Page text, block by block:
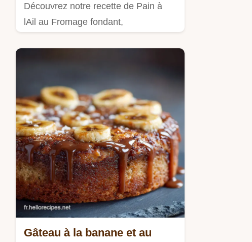
Découvrez notre recette de Pain à
lAil au Fromage fondant,
Gâteau à la banane et au